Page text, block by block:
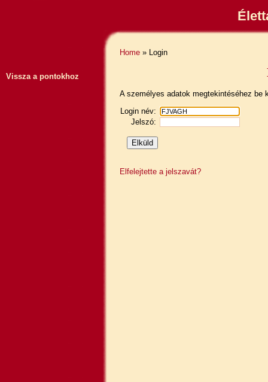
Vissza a pontokhoz
Home » Login
A személyes adatok megtekintéséhez be
Login név:
Jelszó:
Elfelejtette a jelszavát?